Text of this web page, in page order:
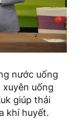
nước uống
uống
giúp thải
khí huyết.